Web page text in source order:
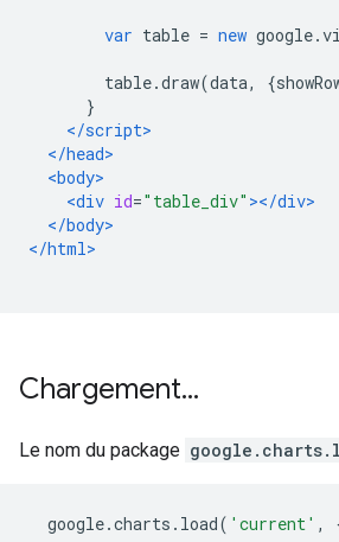
var table = new google.
table.draw(data, {
}
</script>
</head>
<body>
<div id="table_div" ></div>
</body>
</html>
Chargement...
Le nom du package
google.charts . load( 'current' ,